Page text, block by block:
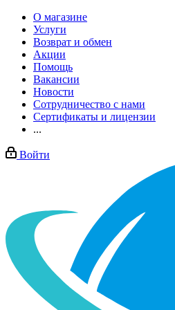
О магазине
Услуги
Возврат и обмен
Акции
Помощь
Вакансии
Новости
Сотрудничество с нами
Сертификаты и лицензии
...
Войти